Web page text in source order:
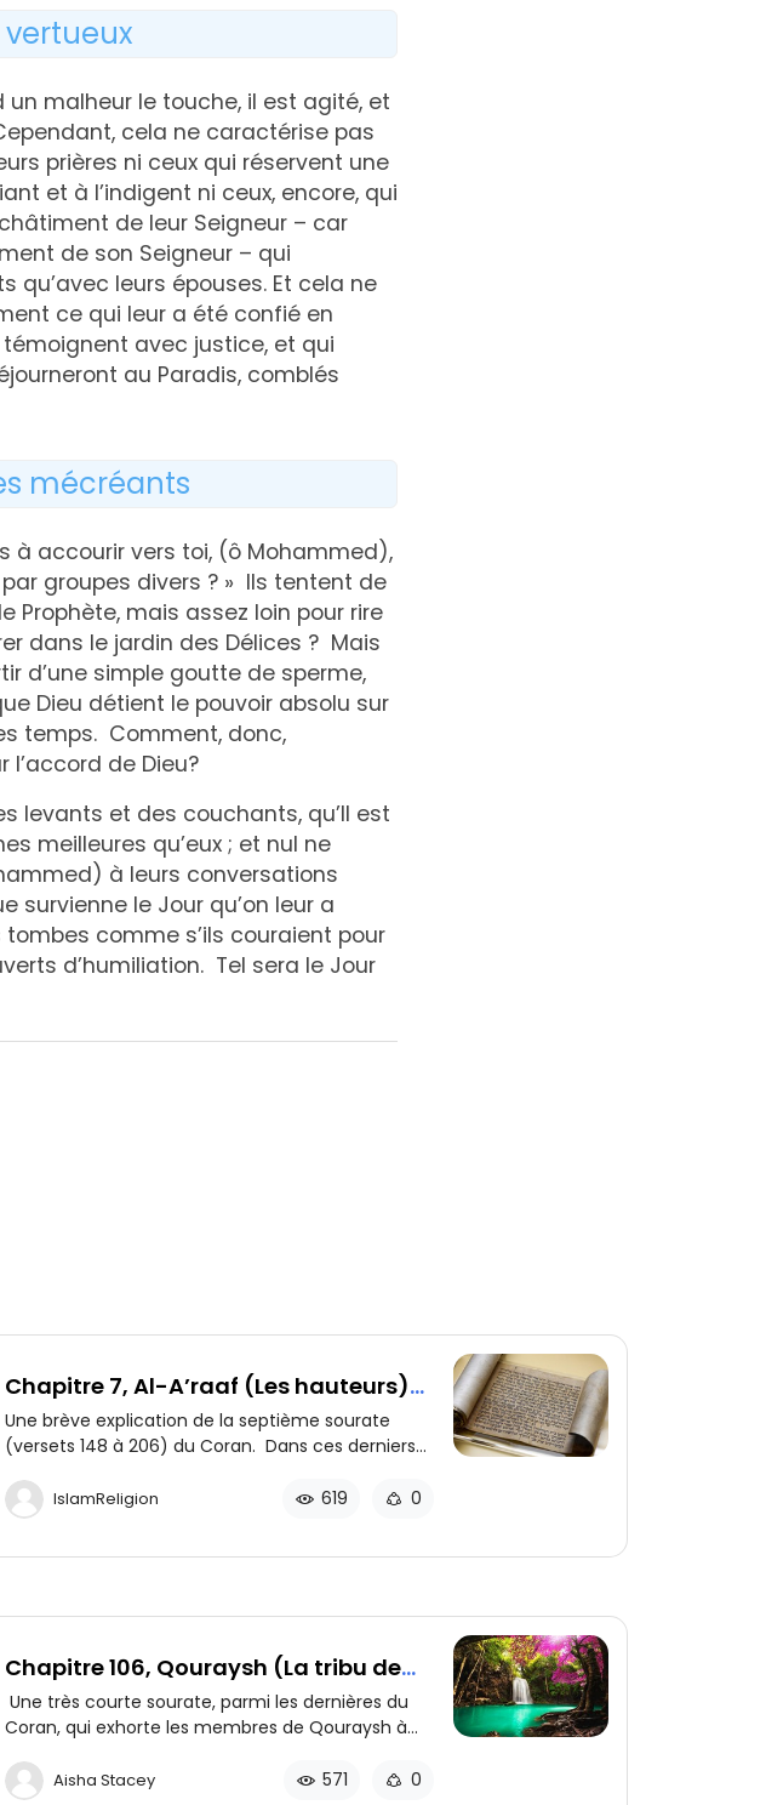
malheur le touche, il est agité, et
cela ne caractérise pas
prières ni ceux qui réservent une
et à l’indigent ni ceux, encore, qui
de leur Seigneur – car
de son Seigneur – qui
qu’avec leurs épouses. Et cela ne
ce qui leur a été confié en
avec justice, et qui
au Paradis, comblés
mécréants
à accourir vers toi, (ô Mohammed),
groupes divers ? » Ils tentent de
Prophète, mais assez loin pour rire
dans le jardin des Délices ? Mais
d’une simple goutte de sperme,
Dieu détient le pouvoir absolu sur
temps. Comment, donc,
l’accord de Dieu?
levants et des couchants, qu’Il est
meilleures qu’eux ; et nul ne
à leurs conversations
survienne le Jour qu’on leur a
comme s’ils couraient pour
d’humiliation. Tel sera le Jour
Chapitre 7, Al-A’raaf (Les hauteurs)
(partie 3/3)
Une brève explication de la septième sourate
(versets 148 à 206) du Coran. Dans ces derniers
Mohammed est mentionné dans la Torah et
l’Évangile et les mises en garde émises dans les
IslamReligion 619 0
Chapitre 106, Qouraysh (La tribu de
Qouraysh)
Une très courte sourate, parmi les dernières du
Coran, qui exhorte les membres de Qouraysh à
besoins.Aisha Stacey 571 0